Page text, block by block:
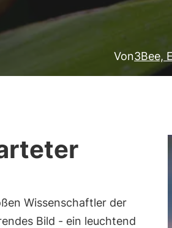
Von3Bee,
Wissenschaftler der
Bild - ein leuchtend